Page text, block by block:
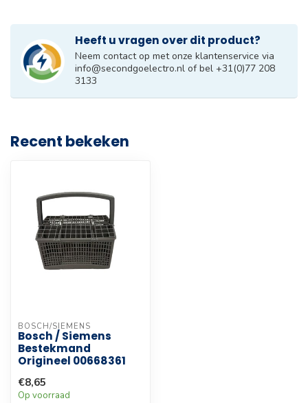
Heeft u vragen over dit product?
Neem contact op met onze klantenservice via
info@secondgoelectro.nl of bel +31(0)77 208
3133
Recent bekeken
BOSCH/SIEMENS
Bosch / Siemens
Bestekmand
Origineel 00668361
€8,65
Op voorraad